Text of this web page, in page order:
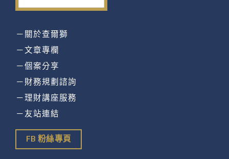
－關於查爾獅
－文章專欄
－個案分享
－財務規劃諮詢
－理財講座服務
－友站連結
FB 粉絲專頁